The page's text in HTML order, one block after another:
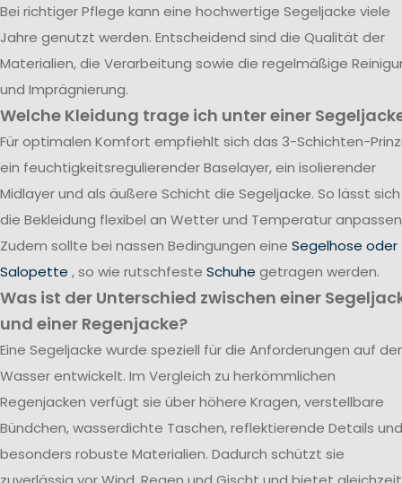
Bei richtiger Pflege kann eine hochwertige Segeljacke viele
Jahre genutzt werden. Entscheidend sind die Qualität der
Materialien, die Verarbeitung sowie die regelmäßige
und Imprägnierung.
Welche Kleidung trage ich unter einer
Für optimalen Komfort empfiehlt sich das 3-Schichten-
ein feuchtigkeitsregulierender Baselayer, ein isolierender
Midlayer und als äußere Schicht die Segeljacke. So lässt sich
die Bekleidung flexibel an Wetter und Temperatur
Zudem sollte bei nassen Bedingungen eine Segelhose oder
Salopette , so wie rutschfeste Schuhe getragen werden.
Was ist der Unterschied zwischen einer
und einer Regenjacke?
Eine Segeljacke wurde speziell für die Anforderungen auf
Wasser entwickelt. Im Vergleich zu herkömmlichen
Regenjacken verfügt sie über höhere Kragen, verstellbare
Bündchen, wasserdichte Taschen, reflektierende Details und
besonders robuste Materialien. Dadurch schützt sie